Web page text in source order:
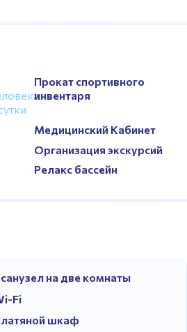
Прокат спортивного
инвентаря
Медицинский Кабинет
Организация экскурсий
Релакс бассейн
санузел на две комнаты
Fi
шкаф